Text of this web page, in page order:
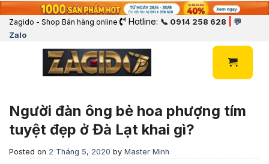
Zagido - Shop Bán hàng online Hotline: 📞 0914 258 628
💬
Zalo
Người đàn ông bẻ hoa phượng tím
tuyệt đẹp ở Đà Lạt khai gì?
Posted on 2 Tháng 5, 2020 by Master Minh